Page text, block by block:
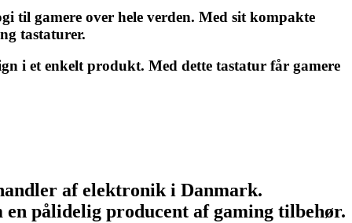
til gamere over hele verden. Med sit kompakte
tastaturer.
i et enkelt produkt. Med dette tastatur får gamere
af elektronik i Danmark.
pålidelig producent af gaming tilbehør.